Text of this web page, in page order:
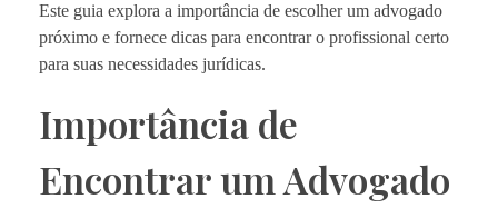
Este guia explora a importância de escolher um advogado
próximo e fornece dicas para encontrar o profissional certo
para suas necessidades jurídicas.
Importância de
Encontrar um Advogado